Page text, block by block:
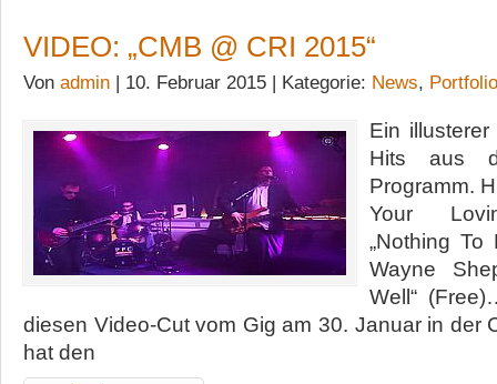
VIDEO: „CMB @ CRI 2015“
Von admin | 10. Februar 2015 | Kategorie: News, Portfolio
Ein
Hits aus
Programm.
Your
„Nothing To
Wayne
Well“
diesen Video-Cut vom Gig am 30. Januar in der
hat den